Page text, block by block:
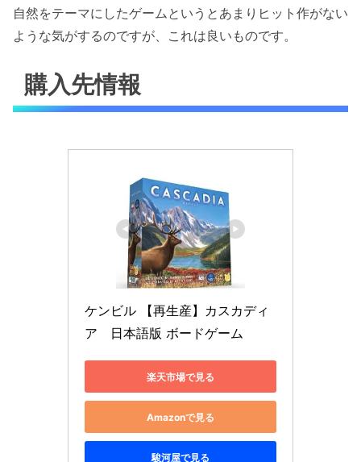
自然をテーマにしたゲームというとあまりヒット作がない
ような気がするのですが、これは良いものです。
購入先情報
ケンビル 【再生産】カスカディ
ア　日本語版 ボードゲーム
楽天市場で見る
Amazonで見る
駿河屋で見る